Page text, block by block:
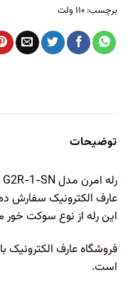
برچسب: ۱۱۰ ولت
توضیحات
عارف الکترونیک سفارش
این رله از نوع سوکت خور
است.